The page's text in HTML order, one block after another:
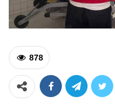
878